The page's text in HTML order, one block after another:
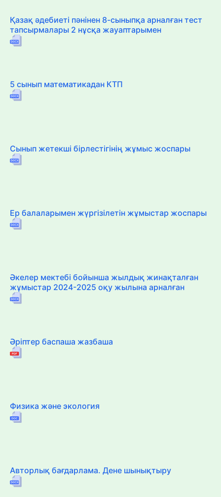
Қазақ әдебиеті пәнінен 8-сыныпқа арналған тест
тапсырмалары 2 нұсқа жауаптарымен
5 сынып математикадан КТП
Сынып жетекші бірлестігінің жұмыс жоспары
Ер балаларымен жүргізілетін жұмыстар жоспары
Әкелер мектебі бойынша жылдық жинақталған
жұмыстар 2024-2025 оқу жылына арналған
Әріптер баспаша жазбаша
Физика және экология
Авторлық бағдарлама. Дене шынықтыру